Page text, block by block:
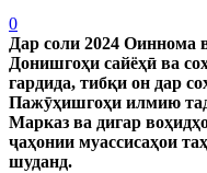
0
Дар соли 2024 Оиннома
Донишгоҳи сайёҳӣ ва
гардида, тибқи он дар
Пажӯҳишгоҳи илмию
Марказ ва дигар
ҷаҳонии муассисаҳои
шуданд.